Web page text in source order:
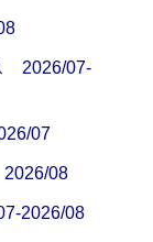
2026/07-
07
08
2026/08